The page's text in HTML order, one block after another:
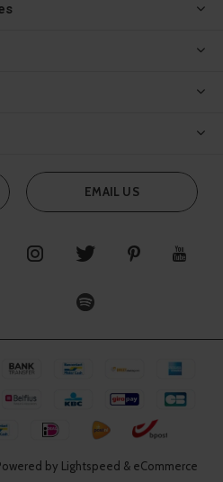
EMAIL US
by Lightspeed & eCommerce